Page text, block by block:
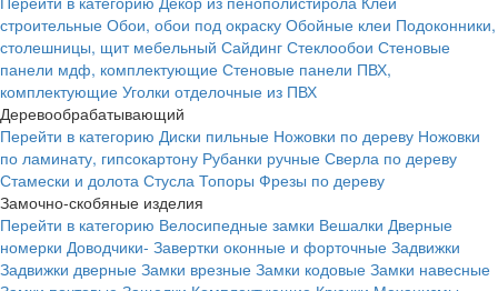
строительные Обои, обои под окраску Обойные клеи Подоконники,
столешницы, щит мебельный Сайдинг Стеклообои Стеновые
панели мдф, комплектующие Стеновые панели ПВХ,
комплектующие Уголки отделочные из ПВХ
Деревообрабатывающий
Перейти в категорию Диски пильные Ножовки по дереву Ножовки
по ламинату, гипсокартону Рубанки ручные Сверла по дереву
Стамески и долота Стусла Топоры Фрезы по дереву
Замочно-скобяные изделия
Перейти в категорию Велосипедные замки Вешалки Дверные
номерки Доводчики- Завертки оконные и форточные Задвижки
Задвижки дверные Замки врезные Замки кодовые Замки навесные